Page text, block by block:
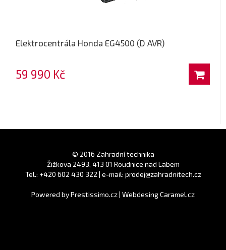
Elektrocentrála Honda EG4500 (D AVR)
59 990 Kč
© 2016 Zahradní technika
Žižkova 2493, 413 01 Roudnice nad Labem
Tel.: +420 602 430 322 | e-mail: prodej@zahradnitech.cz
Powered byPrestissimo.cz| Webdesing Caramel.cz